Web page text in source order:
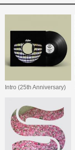
Intro (25th Anniversary)